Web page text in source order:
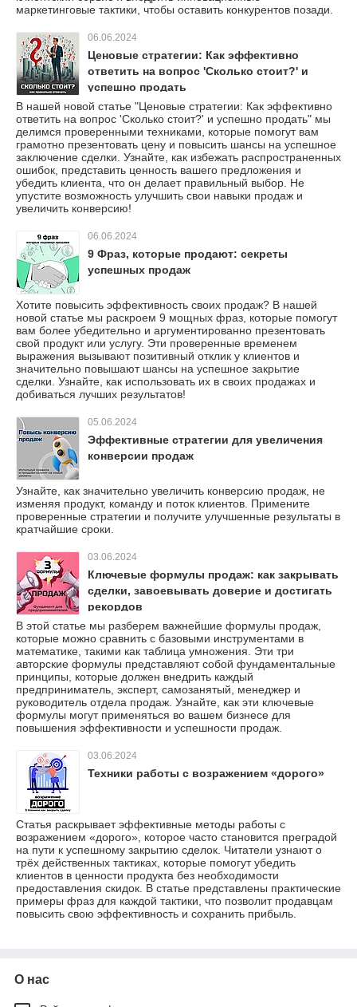
маркетинговые тактики, чтобы оставить конкурентов позади.
06.06.2024
Ценовые стратегии: Как эффективно
ответить на вопрос 'Сколько стоит?' и
успешно продать
В нашей новой статье "Ценовые стратегии: Как эффективно
ответить на вопрос 'Сколько стоит?' и успешно продать" мы
делимся проверенными техниками, которые помогут вам
грамотно презентовать цену и повысить шансы на успешное
заключение сделки. Узнайте, как избежать распространенных
ошибок, представить ценность вашего предложения и
убедить клиента, что он делает правильный выбор. Не
упустите возможность улучшить свои навыки продаж и
увеличить конверсию!
06.06.2024
9 Фраз, которые продают: секреты
успешных продаж
Хотите повысить эффективность своих продаж? В нашей
новой статье мы раскроем 9 мощных фраз, которые помогут
вам более убедительно и аргументированно презентовать
свой продукт или услугу. Эти проверенные временем
выражения вызывают позитивный отклик у клиентов и
значительно повышают шансы на успешное закрытие
сделки. Узнайте, как использовать их в своих продажах и
добиваться лучших результатов!
05.06.2024
Эффективные стратегии для увеличения
конверсии продаж
Узнайте, как значительно увеличить конверсию продаж, не
изменяя продукт, команду и поток клиентов. Примените
проверенные стратегии и получите улучшенные результаты в
кратчайшие сроки.
03.06.2024
Ключевые формулы продаж: как закрывать
сделки, завоевывать доверие и достигать
рекордов
В этой статье мы разберем важнейшие формулы продаж,
которые можно сравнить с базовыми инструментами в
математике, такими как таблица умножения. Эти три
авторские формулы представляют собой фундаментальные
принципы, которые должен внедрить каждый
предприниматель, эксперт, самозанятый, менеджер и
руководитель отдела продаж. Узнайте, как эти ключевые
формулы могут применяться во вашем бизнесе для
повышения эффективности и успешности продаж.
03.06.2024
Техники работы с возражением «дорого»
Статья раскрывает эффективные методы работы с
возражением «дорого», которое часто становится преградой
на пути к успешному закрытию сделок. Читатели узнают о
трёх действенных тактиках, которые помогут убедить
клиентов в ценности продукта без необходимости
предоставления скидок. В статье представлены практические
примеры фраз для каждой тактики, что позволит продавцам
повысить свою эффективность и сохранить прибыль.
О нас